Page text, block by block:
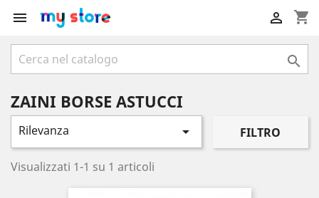
 shopping_cart


ZAINI BORSE ASTUCCI
Rilevanza  FILTRO
Visualizzati 1-1 su 1 articoli